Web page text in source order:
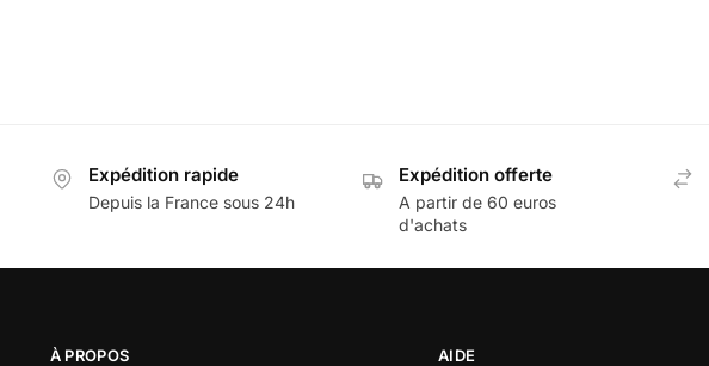
Expédition rapide
Depuis la France sous 24h
Expédition offerte
A partir de 60 euros
d'achats
À PROPOS AIDE